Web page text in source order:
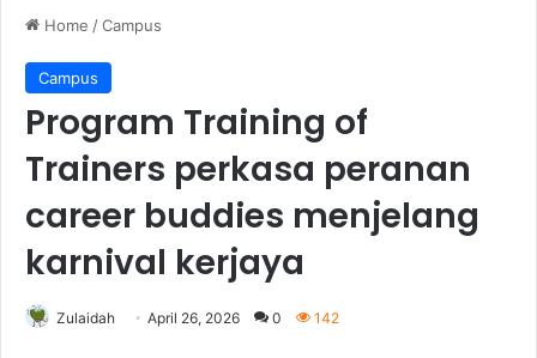
Home /Campus
Campus
Program Training of
Trainers perkasa peranan
career buddies menjelang
karnival kerjaya
Zulaidah April 26, 2026 0 142